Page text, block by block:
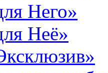
Него»
Неё»